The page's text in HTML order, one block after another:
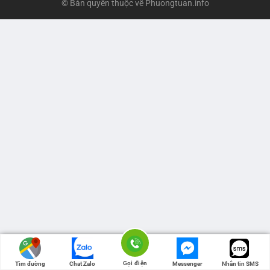
© Bản quyền thuộc về Phuongtuan.info
Tìm đường Chat Zalo Gọi điện Messenger Nhắn tin SMS